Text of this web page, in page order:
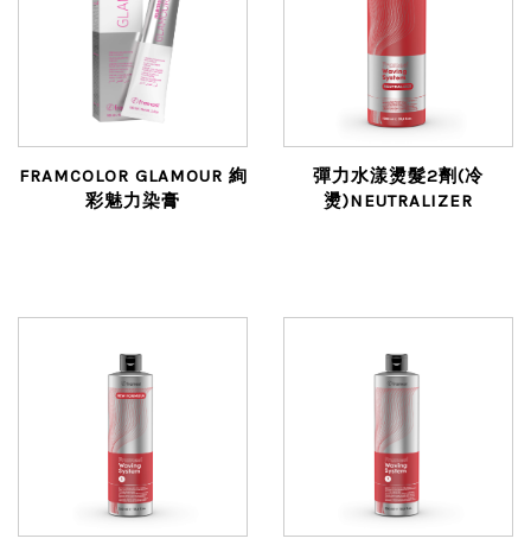
FRAMCOLOR GLAMOUR 絢
彩魅力染膏
彈力水漾燙髮2劑(冷
燙)NEUTRALIZER